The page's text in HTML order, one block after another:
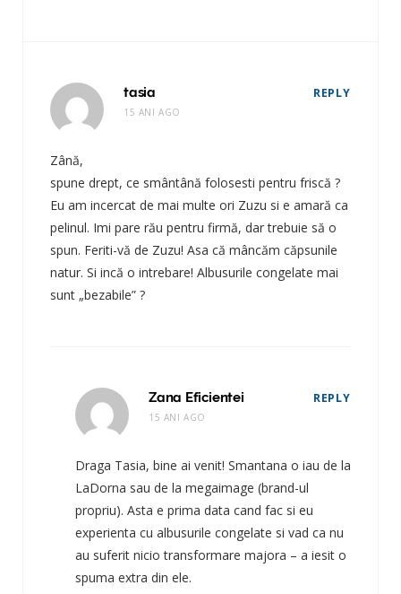
tasia
15 ANI AGO
REPLY
Zână,
spune drept, ce smântână folosesti pentru friscă ?
Eu am incercat de mai multe ori Zuzu si e amară ca
pelinul. Imi pare rău pentru firmă, dar trebuie să o
spun. Feriti-vă de Zuzu! Asa că mâncăm căpsunile
natur. Si incă o intrebare! Albusurile congelate mai
sunt „bezabile” ?
Zana Eficientei
15 ANI AGO
REPLY
Draga Tasia, bine ai venit! Smantana o iau de la
LaDorna sau de la megaimage (brand-ul
propriu). Asta e prima data cand fac si eu
experienta cu albusurile congelate si vad ca nu
au suferit nicio transformare majora – a iesit o
spuma extra din ele.